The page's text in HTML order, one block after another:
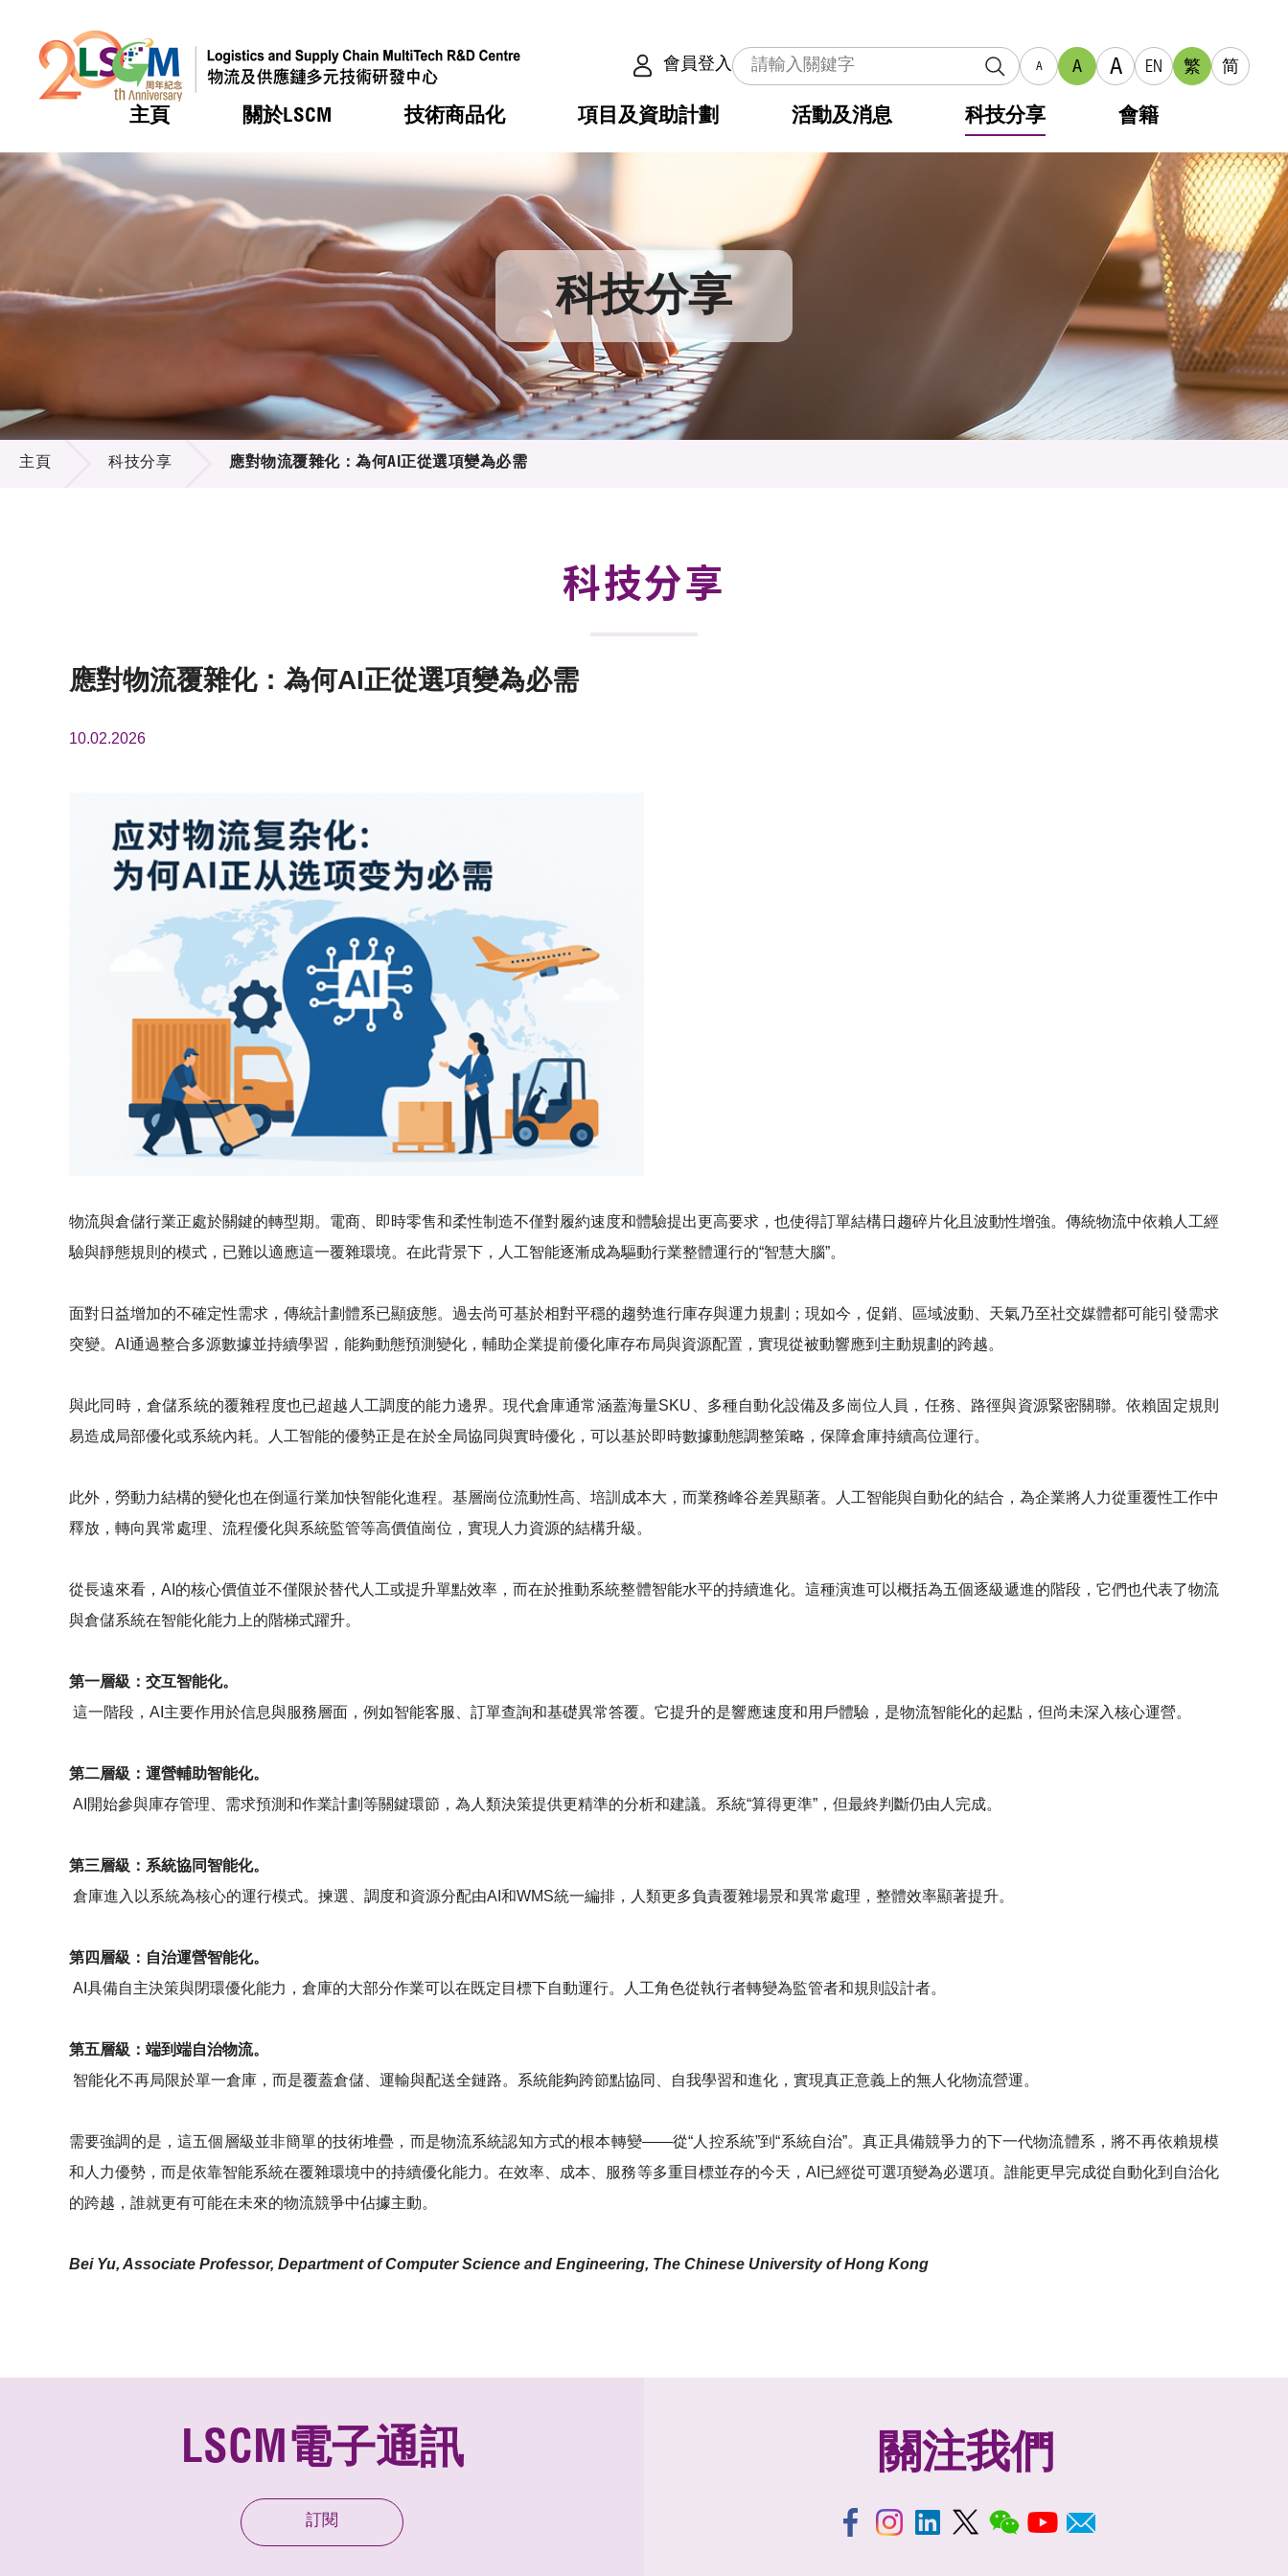
會員登入 A A A EN 繁 简
主頁 關於LSCM
熱門
願景及使命
組織架構
組織架構
董事局
研究顧問
招標通告
供應商登記
技術商品化
熱門
可獲授權之技術
應用於公共服務之創新技術
重點項目
項目及資助計劃
熱門
資助計劃
資助計劃
稅務優惠
評審
徵求研發項目計劃書
項目資料庫
活動及消息
熱門
LSCM 動向
新聞中心
媒體報導
新聞稿
資訊中心
多媒體
科技分享 會籍
熱門
會員列表
會員登入 科技分享
科技分享
主頁 科技分享 應對物流覆雜化：為何AI正從選項變為必需
科技分享
應對物流覆雜化：為何AI正從選項變為必需
10.02.2026
物流與倉儲行業正處於關鍵的轉型期。電商、即時零售和柔性制造不僅對履約速度和體驗提出更高要求，也使得訂單結構日趨碎片化且波動性增強。傳統物流中依賴人工經
驗與靜態規則的模式，已難以適應這一覆雜環境。在此背景下，人工智能逐漸成為驅動行業整體運行的“智慧大腦”。
面對日益增加的不確定性需求，傳統計劃體系已顯疲態。過去尚可基於相對平穩的趨勢進行庫存與運力規劃；現如今，促銷、區域波動、天氣乃至社交媒體都可能引發需求
突變。AI通過整合多源數據並持續學習，能夠動態預測變化，輔助企業提前優化庫存布局與資源配置，實現從被動響應到主動規劃的跨越。
與此同時，倉儲系統的覆雜程度也已超越人工調度的能力邊界。現代倉庫通常涵蓋海量SKU、多種自動化設備及多崗位人員，任務、路徑與資源緊密關聯。依賴固定規則
易造成局部優化或系統內耗。人工智能的優勢正是在於全局協同與實時優化，可以基於即時數據動態調整策略，保障倉庫持續高位運行。
此外，勞動力結構的變化也在倒逼行業加快智能化進程。基層崗位流動性高、培訓成本大，而業務峰谷差異顯著。人工智能與自動化的結合，為企業將人力從重覆性工作中
釋放，轉向異常處理、流程優化與系統監管等高價值崗位，實現人力資源的結構升級。
從長遠來看，AI的核心價值並不僅限於替代人工或提升單點效率，而在於推動系統整體智能水平的持續進化。這種演進可以概括為五個逐級遞進的階段，它們也代表了物流
與倉儲系統在智能化能力上的階梯式躍升。
第一層級：交互智能化。
這一階段，AI主要作用於信息與服務層面，例如智能客服、訂單查詢和基礎異常答覆。它提升的是響應速度和用戶體驗，是物流智能化的起點，但尚未深入核心運營。
第二層級：運營輔助智能化。
AI開始參與庫存管理、需求預測和作業計劃等關鍵環節，為人類決策提供更精準的分析和建議。系統“算得更準”，但最終判斷仍由人完成。
第三層級：系統協同智能化。
倉庫進入以系統為核心的運行模式。揀選、調度和資源分配由AI和WMS統一編排，人類更多負責覆雜場景和異常處理，整體效率顯著提升。
第四層級：自治運營智能化。
AI具備自主決策與閉環優化能力，倉庫的大部分作業可以在既定目標下自動運行。人工角色從執行者轉變為監管者和規則設計者。
第五層級：端到端自治物流。
智能化不再局限於單一倉庫，而是覆蓋倉儲、運輸與配送全鏈路。系統能夠跨節點協同、自我學習和進化，實現真正意義上的無人化物流營運。
需要強調的是，這五個層級並非簡單的技術堆疊，而是物流系統認知方式的根本轉變——從“人控系統”到“系統自治”。真正具備競爭力的下一代物流體系，將不再依賴規模
和人力優勢，而是依靠智能系統在覆雜環境中的持續優化能力。在效率、成本、服務等多重目標並存的今天，AI已經從可選項變為必選項。誰能更早完成從自動化到自治化
的跨越，誰就更有可能在未來的物流競爭中佔據主動。
Bei Yu, Associate Professor, Department of Computer Science and Engineering, The Chinese University of Hong Kong
LSCM電子通訊
訂閱
關注我們